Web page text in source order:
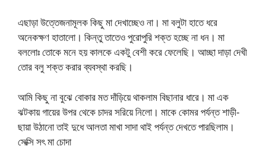
এছাড়া উত্তেজনামূলক কিছু মা দেখাচ্ছেও না। মা বলুটা হাতে ধরে
অনেকক্ষণ হাতালো। কিন্তু তাতেও পুরোপুরি শক্ত হচ্ছে না ধন। মা
বললোঃ তোকে মনে হয় কালকে একটু বেশী করে ফেলেছি। আচ্ছা দাড়া দেখী
তোর বলু শক্ত করার ব্যবস্থা করছি।
আমি কিছু না বুঝে বোকার মত দাঁড়িয়ে থাকলাম বিছানার ধারে। মা এক
ঝটকায় গায়ের উপর থেকে চাদর সরিয়ে নিলো। মাকে কোমর পর্যন্ত শাড়ী-
ছায়া উঠানো তাই দুধে আলতা মাখা সাদা থাই পর্যন্ত দেখতে পারছিলাম।
সেক্সি সৎ মা চোদা